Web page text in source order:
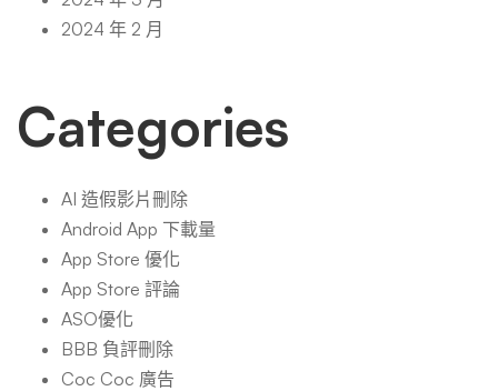
2024 年 2 月
Categories
AI 造假影片刪除
Android App 下載量
App Store 優化
App Store 評論
ASO優化
BBB 負評刪除
Coc Coc 廣告